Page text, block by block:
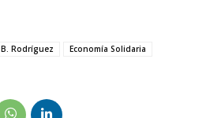
Rodríguez
Economía Solidaria